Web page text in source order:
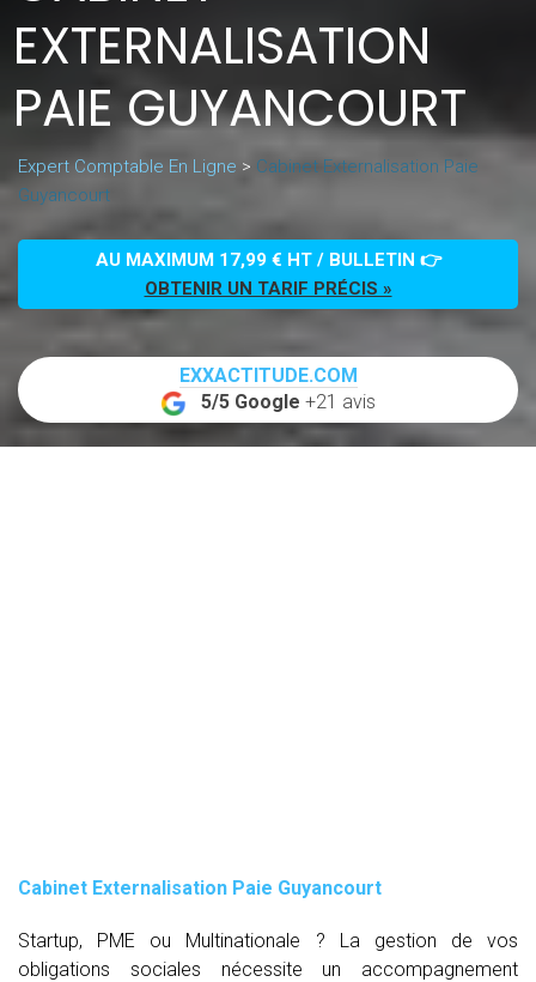
EXTERNALISATION
PAIE GUYANCOURT
Expert Comptable En Ligne > Cabinet Externalisation Paie
Guyancourt
AU MAXIMUM 17,99 € HT / BULLETIN 👉
OBTENIR UN TARIF PRÉCIS »
EXXACTITUDE.COM
5/5 Google +21 avis
Cabinet Externalisation Paie Guyancourt
Startup, PME ou Multinationale ? La gestion de vos
obligations sociales nécessite un accompagnement